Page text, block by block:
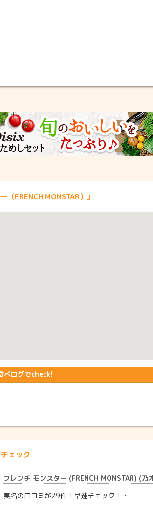
FRENCH MONSTAR）」
べログでcheck!
ェック
フレンチ モンスター (FRENCH MONSTAR) (
実名の口コミが29件！早速チェック！…